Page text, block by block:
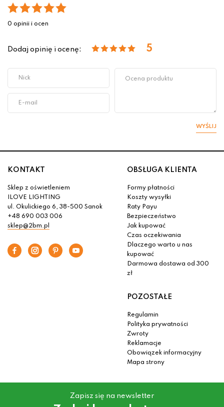
0 opinii i ocen
Dodaj opinię i ocenę: 5
WYŚLIJ
KONTAKT
Sklep z oświetleniem
ILOVE LIGHTING
ul. Okulickiego 6, 38-500 Sanok
+48 690 003 006
sklep@2bm.pl
OBSŁUGA KLIENTA
Formy płatności
Koszty wysyłki
Raty Payu
Bezpieczeństwo
Jak kupować
Czas oczekiwania
Dlaczego warto u nas
kupować
Darmowa dostawa od 300
zł
POZOSTAŁE
Regulamin
Polityka prywatności
Zwroty
Reklamacje
Obowiązek informacyjny
Mapa strony
Zapisz się na newsletter